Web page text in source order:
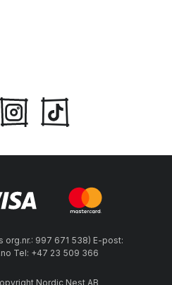
org.nr.: 997 671 538) E-post:
Tel: +47 23 509 366
Nordic Nest AB